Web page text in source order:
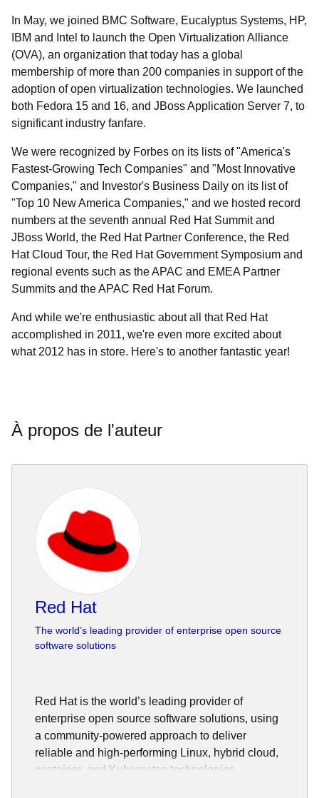
In May, we joined BMC Software, Eucalyptus Systems, HP,
IBM and Intel to launch the Open Virtualization Alliance
(OVA), an organization that today has a global
membership of more than 200 companies in support of the
adoption of open virtualization technologies. We launched
both Fedora 15 and 16, and JBoss Application Server 7, to
significant industry fanfare.
We were recognized by Forbes on its lists of "America's
Fastest-Growing Tech Companies" and "Most Innovative
Companies," and Investor's Business Daily on its list of
"Top 10 New America Companies," and we hosted record
numbers at the seventh annual Red Hat Summit and
JBoss World, the Red Hat Partner Conference, the Red
Hat Cloud Tour, the Red Hat Government Symposium and
regional events such as the APAC and EMEA Partner
Summits and the APAC Red Hat Forum.
And while we're enthusiastic about all that Red Hat
accomplished in 2011, we're even more excited about
what 2012 has in store. Here's to another fantastic year!
À propos de l'auteur
Red Hat
The world’s leading provider of enterprise open source
software solutions
Red Hat is the world’s leading provider of
enterprise open source software solutions, using
a community-powered approach to deliver
reliable and high-performing Linux, hybrid cloud,
container, and Kubernetes technologies.